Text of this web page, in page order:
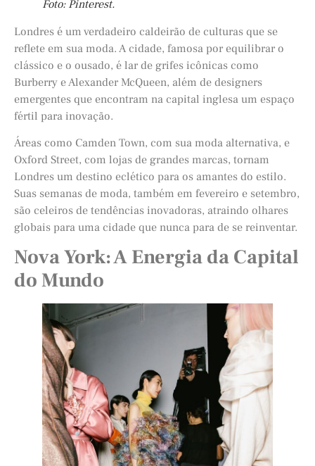
Foto: Pinterest.
Londres é um verdadeiro caldeirão de culturas que se
reflete em sua moda. A cidade, famosa por equilibrar o
clássico e o ousado, é lar de grifes icônicas como
Burberry e Alexander McQueen, além de designers
emergentes que encontram na capital inglesa um espaço
fértil para inovação.
Áreas como Camden Town, com sua moda alternativa, e
Oxford Street, com lojas de grandes marcas, tornam
Londres um destino eclético para os amantes do estilo.
Suas semanas de moda, também em fevereiro e setembro,
são celeiros de tendências inovadoras, atraindo olhares
globais para uma cidade que nunca para de se reinventar.
Nova York: A Energia da Capital
do Mundo